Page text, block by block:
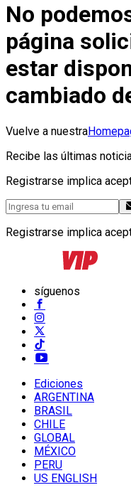
No
página
estar
cambiado
Vuelve a nuestra
Recibe las últimas
Registrarse implica
Registrarse implica
síguenos
Ediciones
ARGENTINA
BRASIL
CHILE
GLOBAL
MÉXICO
PERU
US ENGLISH